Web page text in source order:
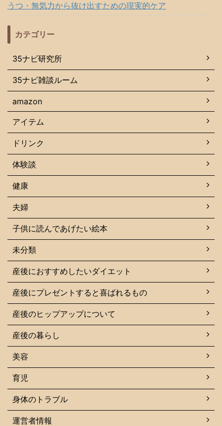
うつ・無気力から抜け出すための現実的ケア
カテゴリー
35ナビ研究所
35ナビ雑談ルーム
amazon
アイテム
ドリンク
体験談
健康
夫婦
子供に読んであげたい絵本
未分類
産後におすすめしたいダイエット
産後にプレゼントすると喜ばれるもの
産後のヒップアップについて
産後の暮らし
美容
育児
身体のトラブル
運営者情報